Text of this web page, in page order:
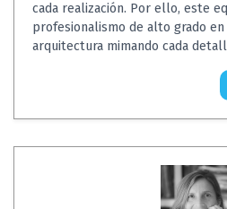
cada realización. Por ello, este
profesionalismo de alto grado
arquitectura mimando cada